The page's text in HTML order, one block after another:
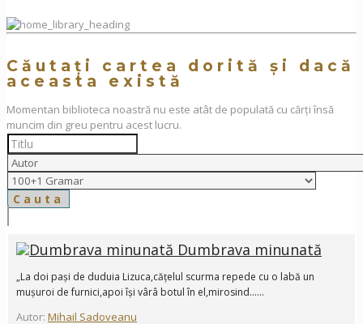
Căutați cartea dorită și dacă
aceasta există
Momentan biblioteca noastră nu este atât de populată cu cărți însă
muncim din greu pentru acest lucru.
Dumbrava minunată
„La doi pași de duduia Lizuca,cățelul scurma repede cu o labă un
mușuroi de furnici,apoi își vârâ botul în el,mirosind......
Autor: Mihail Sadoveanu